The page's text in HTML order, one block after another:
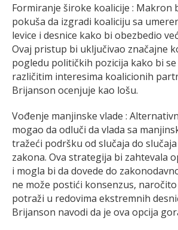
Formiranje široke koalicije : Makron
pokuša da izgradi koaliciju sa
levice i desnice kako bi obezbedio
Ovaj pristup bi uključivao značajne
pogledu političkih pozicija kako bi
različitim interesima koalicionih
Brijanson ocenjuje kao lošu.
Vođenje manjinske vlade :
mogao da odluči da vlada sa
tražeći podršku od slučaja do
zakona. Ova strategija bi zahtevala
i mogla bi da dovede do
ne može postići konsenzus,
potraži u redovima ekstremnih
Brijanson navodi da je ova opcija